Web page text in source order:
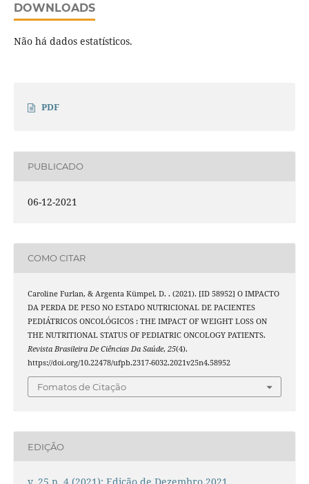
DOWNLOADS
Não há dados estatísticos.
PDF
PUBLICADO
06-12-2021
COMO CITAR
Caroline Furlan, & Argenta Kümpel, D. . (2021). [ID 58952] O IMPACTO
DA PERDA DE PESO NO ESTADO NUTRICIONAL DE PACIENTES
PEDIÁTRICOS ONCOLÓGICOS : THE IMPACT OF WEIGHT LOSS ON
THE NUTRITIONAL STATUS OF PEDIATRIC ONCOLOGY PATIENTS.
Revista Brasileira De Ciências Da Saúde, 25(4).
https://doi.org/10.22478/ufpb.2317-6032.2021v25n4.58952
Fomatos de Citação
EDIÇÃO